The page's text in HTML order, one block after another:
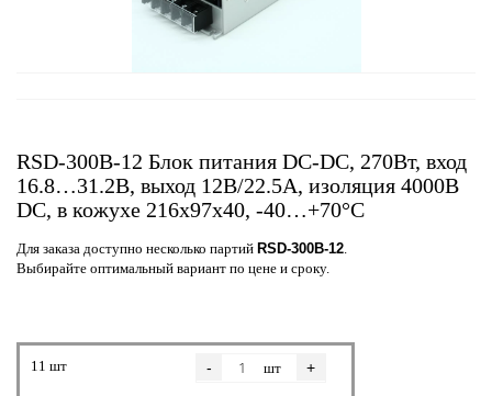
RSD-300B-12 Блок питания DC-DC, 270Вт, вход
16.8…31.2В, выход 12В/22.5А, изоляция 4000В
DC, в кожухе 216х97х40, -40…+70°С
Для заказа доступно несколько партий RSD-300B-12
Выбирайте оптимальный вариант по цене и сроку.
11 шт - шт +